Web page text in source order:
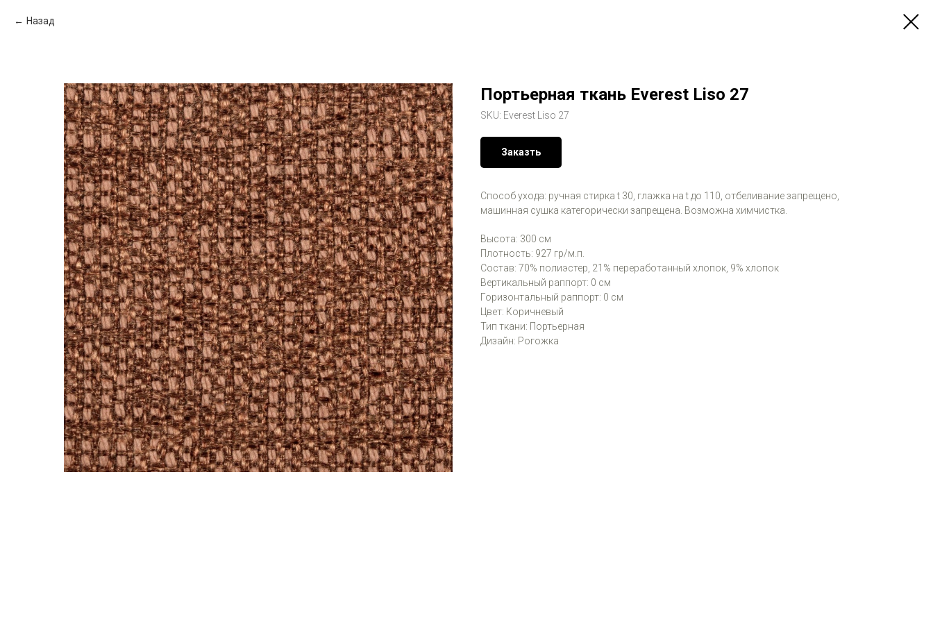
Назад
Портьерная ткань Everest Liso 27
SKU: Everest Liso 27
Заказть
Способ ухода: ручная стирка t 30, глажка на t до 110, отбеливание запрещено,
машинная сушка категорически запрещена. Возможна химчистка.
Высота: 300 см
Плотность: 927 гр/м.п.
Состав: 70% полиэстер, 21% переработанный хлопок, 9% хлопок
Вертикальный раппорт: 0 см
Горизонтальный раппорт: 0 см
Цвет: Коричневый
Тип ткани: Портьерная
Дизайн: Рогожка